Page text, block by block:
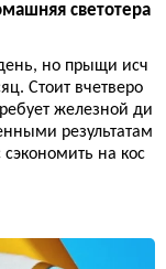
светотера
но прыщи исч
Стоит вчетверо
железной ди
результатам
на кос